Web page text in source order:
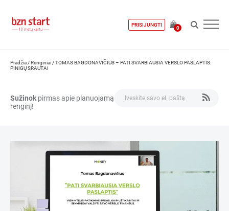
PRISIJUNGTI
0
Pradžia /Renginiai /TOMAS BAGDONAVIČIUS – PATI SVARBIAUSIA VERSLO PASLAPTIS:
PINIGŲ SRAUTAI
Sužinok pirmas apie planuojamą
renginį!